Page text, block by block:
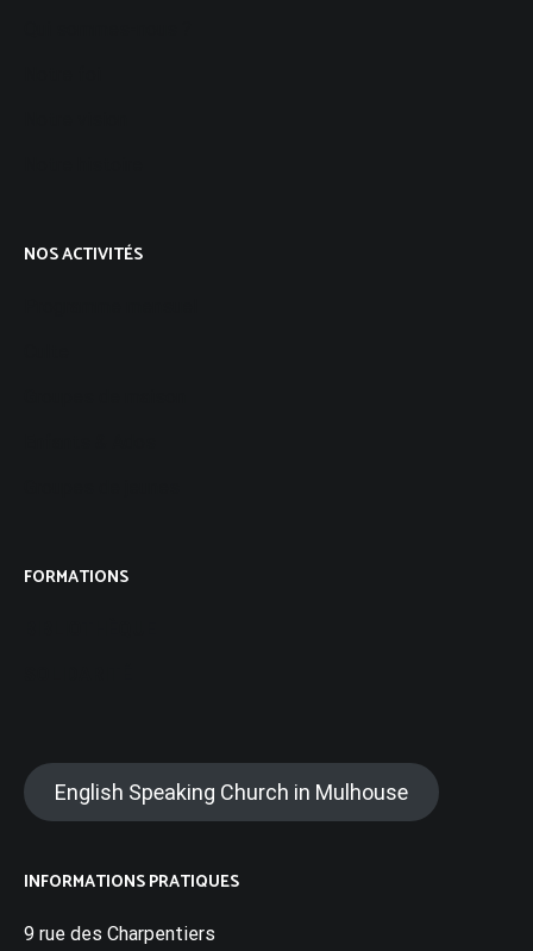
NOS ACTIVITÉS
FORMATIONS
English Speaking Church in Mulhouse
INFORMATIONS PRATIQUES
9 rue des Charpentiers